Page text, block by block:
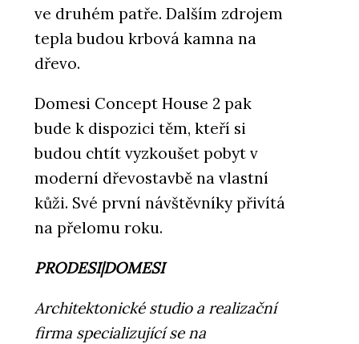
ve druhém patře. Dalším zdrojem
tepla budou krbová kamna na
dřevo.
Domesi Concept House 2 pak
bude k dispozici těm, kteří si
budou chtít vyzkoušet pobyt v
moderní dřevostavbě na vlastní
kůži. Své první návštěvníky přivítá
na přelomu roku.
PRODESI|DOMESI
Architektonické studio a realizační
firma specializující se na